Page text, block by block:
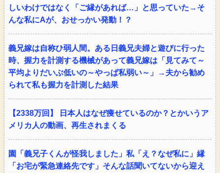
しいわけではなく「ご縁があれば…」と思っていた→そ
んな私にAが、おせっかい発動！？
義兄嫁は自称ひ弱人間。ある日義兄夫婦と遊びに行った
時、握力を計測する機械があって義兄嫁は「見てみて～
平均よりだいぶ低いの～やっぱ私弱い～」→夫から勧め
られて私も握力を計測した結果
【2338万回】 日本人はなぜ痩せているのか？とかいうア
メリカ人の動画、再生されまくる
園「義兄子くんが怪我しました」私「え？なぜ私に」縁
「お宅が緊急連絡先です」そんな話聞いてないから迎え